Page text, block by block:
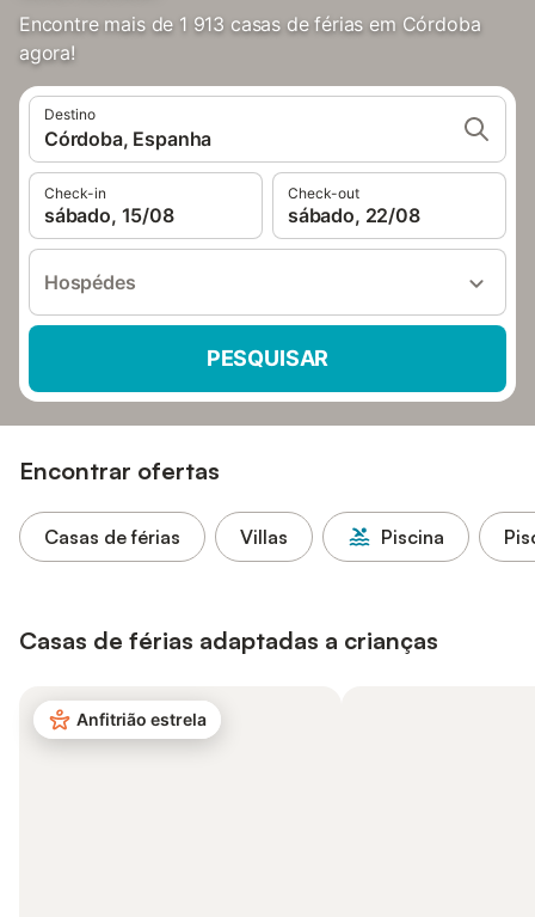
Encontre mais de 1 913 casas de férias em Córdoba
agora!
Destino
Córdoba, Espanha
Check-in
sábado, 15/08
Check-out
sábado, 22/08
Hospédes
PESQUISAR
Encontrar ofertas
Casas de férias Villas Piscina
Casas de férias adaptadas a crianças
Anfitrião estrela